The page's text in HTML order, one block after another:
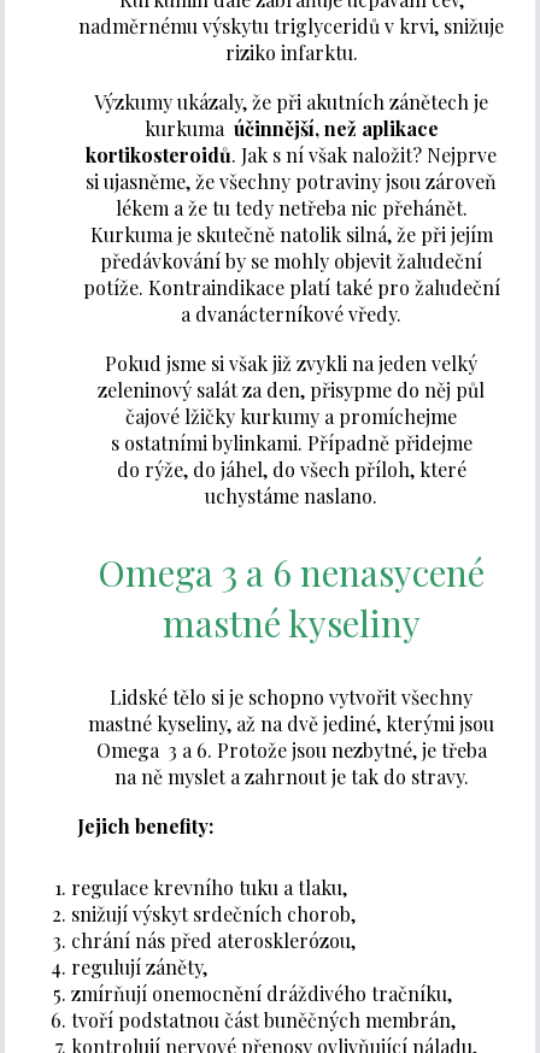
nadměrnému výskytu triglyceridů v krvi, snižuje
riziko infarktu.
Výzkumy ukázaly, že při akutních zánětech je
kurkuma účinnější, než aplikace
kortikosteroidů. Jak s ní však naložit? Nejprve
si ujasněme, že všechny potraviny jsou zároveň
lékem a že tu tedy netřeba nic přehánět.
Kurkuma je skutečně natolik silná, že při jejím
předávkování by se mohly objevit žaludeční
potíže. Kontraindikace platí také pro žaludeční
a dvanácterníkové vředy.
Pokud jsme si však již zvykli na jeden velký
zeleninový salát za den, přisypme do něj půl
čajové lžičky kurkumy a promíchejme
s ostatními bylinkami. Případně přidejme
do rýže, do jáhel, do všech příloh, které
uchystáme naslano.
Omega 3 a 6 nenasycené
mastné kyseliny
Lidské tělo si je schopno vytvořit všechny
mastné kyseliny, až na dvě jediné, kterými jsou
Omega 3 a 6. Protože jsou nezbytné, je třeba
na ně myslet a zahrnout je tak do stravy.
Jejich benefity:
regulace krevního tuku a tlaku,
snižují výskyt srdečních chorob,
chrání nás před aterosklerózou,
regulují záněty,
zmírňují onemocnění dráždivého tračníku,
tvoří podstatnou část buněčných membrán,
kontrolují nervové přenosy ovlivňující náladu,